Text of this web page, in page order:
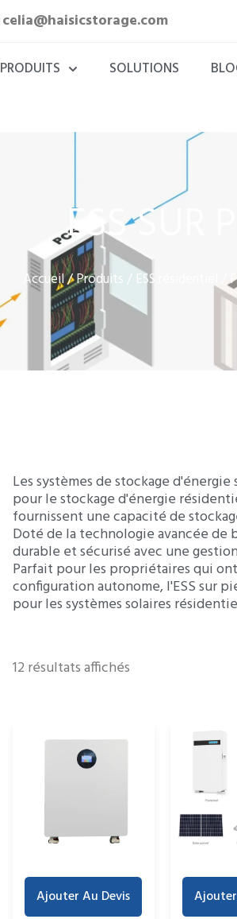
celia@haisicstorage.com
PRODUITS SOLUTIONS
ESS SUR
Accueil/Produits/ ESS résidentiel /
Les systèmes de stockage
pour le stockage d'énergie
fournissent une capacité de
Doté de la technologie avancée de
durable et sécurisé avec une
Parfait pour les propriétaires qui
configuration autonome, l'ESS sur
pour les systèmes solaires
12 résultats affichés
Ajouter Au Devis